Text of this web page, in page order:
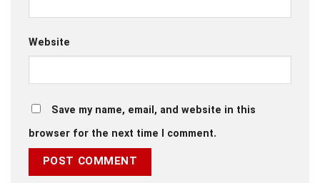
Website
Save my name, email, and website in this
browser for the next time I comment.